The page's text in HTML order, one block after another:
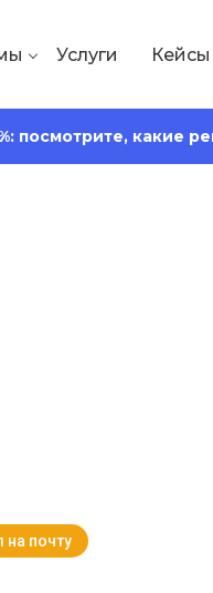
Услуги Кейсы
посмотрите, какие
на почту